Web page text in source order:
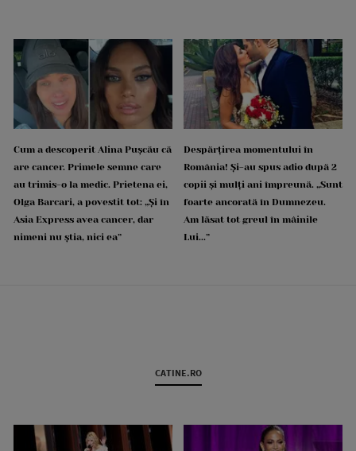
Cum a descoperit Alina Pușcău că
are cancer. Primele semne care
au trimis-o la medic. Prietena ei,
Olga Barcari, a povestit tot: „Și în
Asia Express avea cancer, dar
nimeni nu știa, nici ea”
Despărțirea momentului în
România! Și-au spus adio după 2
copii și mulți ani împreună. „Sunt
foarte ancorată în Dumnezeu.
Am lăsat tot greul în mâinile
Lui...”
CATINE.RO